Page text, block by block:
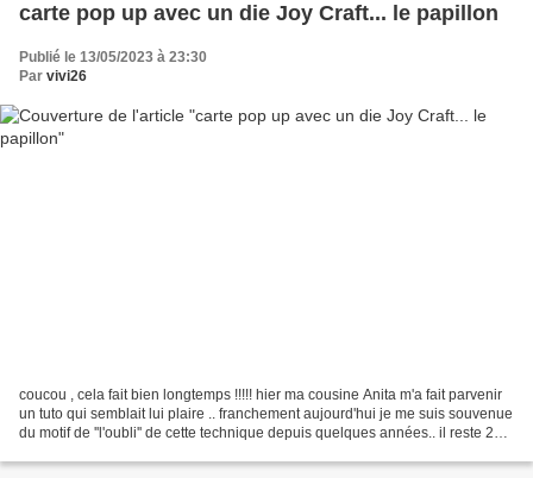
carte pop up avec un die Joy Craft... le papillon
Publié le 13/05/2023 à 23:30
Par vivi26
coucou , cela fait bien longtemps !!!!! hier ma cousine Anita m'a fait parvenir
un tuto qui semblait lui plaire .. franchement aujourd'hui je me suis souvenue
du motif de ''l'oubli'' de cette technique depuis quelques années.. il reste 2